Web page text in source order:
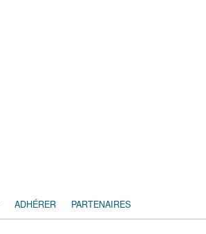
ADHÉRER PARTENAIRES